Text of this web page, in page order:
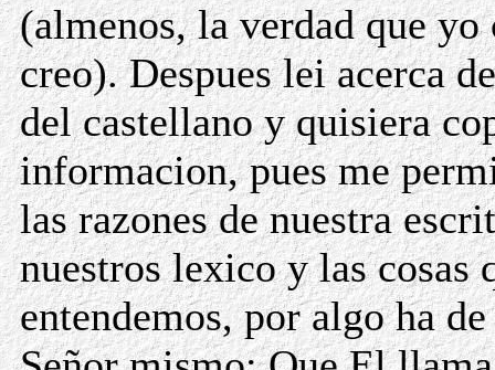
(almenos, la verdad que yo
creo). Despues lei acerca
del castellano y quisiera
informacion, pues me
las razones de nuestra
nuestros lexico y las cosas
entendemos, por algo ha